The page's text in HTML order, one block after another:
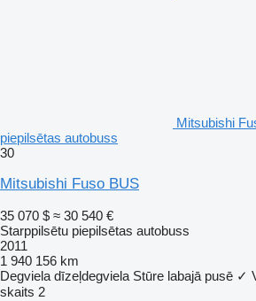
Mitsubishi
piepilsētas autobuss
30
Mitsubishi Fuso BUS
35 070 $ ≈ 30 540 €
Starppilsētu piepilsētas autobuss
2011
1 940 156 km
Degviela dīzeļdegviela Stūre labajā pusē ✓
skaits 2